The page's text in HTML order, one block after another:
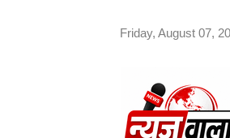
Friday, August 07,